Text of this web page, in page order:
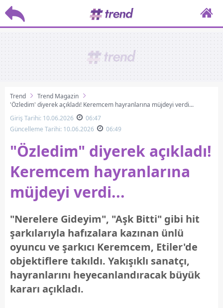
Trend
Trend Magazin
'Özledim' diyerek açıkladı! Keremcem hayranlarına müjdeyi verdi...
Giriş Tarihi: 10.06.2026
06:47
Güncelleme Tarihi: 10.06.2026
06:49
"Özledim" diyerek açıkladı!
Keremcem hayranlarına
müjdeyi verdi...
"Nerelere Gideyim", "Aşk Bitti" gibi hit
şarkılarıyla hafızalara kazınan ünlü
oyuncu ve şarkıcı Keremcem, Etiler'de
objektiflere takıldı. Yakışıklı sanatçı,
hayranlarını heyecanlandıracak büyük
kararı açıkladı.